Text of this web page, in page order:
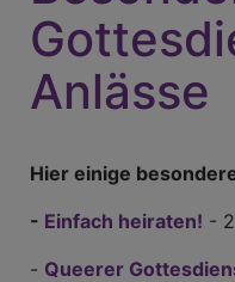
Anlässe
Hier einige
- Einfach heiraten! -
- Queerer